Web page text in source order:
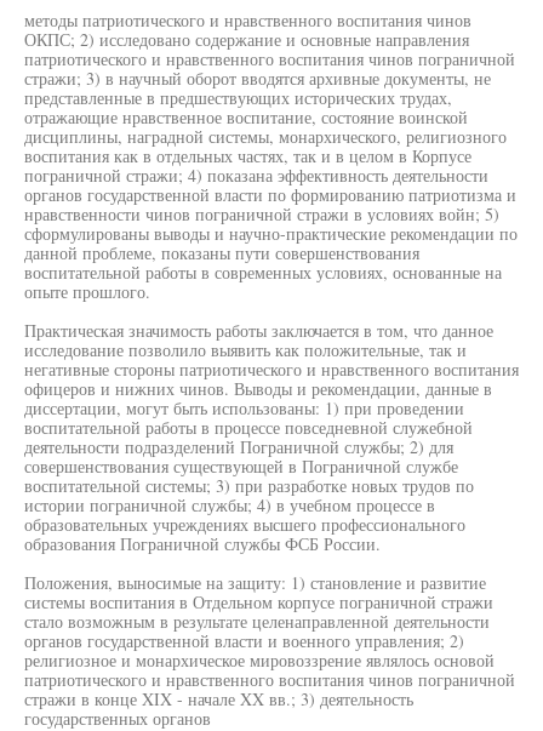
методы патриотического и нравственного воспитания чинов
ОКПС; 2) исследовано содержание и основные направления
патриотического и нравственного воспитания чинов пограничной
стражи; 3) в научный оборот вводятся архивные документы, не
представленные в предшествующих исторических трудах,
отражающие нравственное воспитание, состояние воинской
дисциплины, наградной системы, монархического, религиозного
воспитания как в отдельных частях, так и в целом в Корпусе
пограничной стражи; 4) показана эффективность деятельности
органов государственной власти по формированию патриотизма и
нравственности чинов пограничной стражи в условиях войн; 5)
сформулированы выводы и научно-практические рекомендации по
данной проблеме, показаны пути совершенствования
воспитательной работы в современных условиях, основанные на
опыте прошлого.
Практическая значимость работы заключается в том, что данное
исследование позволило выявить как положительные, так и
негативные стороны патриотического и нравственного воспитания
офицеров и нижних чинов. Выводы и рекомендации, данные в
диссертации, могут быть использованы: 1) при проведении
воспитательной работы в процессе повседневной служебной
деятельности подразделений Пограничной службы; 2) для
совершенствования существующей в Пограничной службе
воспитательной системы; 3) при разработке новых трудов по
истории пограничной службы; 4) в учебном процессе в
образовательных учреждениях высшего профессионального
образования Пограничной службы ФСБ России.
Положения, выносимые на защиту: 1) становление и развитие
системы воспитания в Отдельном корпусе пограничной стражи
стало возможным в результате целенаправленной деятельности
органов государственной власти и военного управления; 2)
религиозное и монархическое мировоззрение являлось основой
патриотического и нравственного воспитания чинов пограничной
стражи в конце XIX - начале XX вв.; 3) деятельность
государственных органов